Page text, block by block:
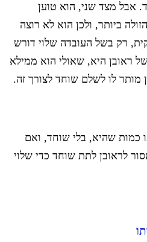
אבל מצד שני, הוא טוען
ביותר, ולכן הוא לא רוצה
רק בשל העובדה שלוי דורש
ראובן היא, שאולי הוא ממילא
מותר לו לשלם שוחד לצורך זה.
כמות שהיא, בלי שוחד, ואם
לראובן לתת שוחד כדי שלוי